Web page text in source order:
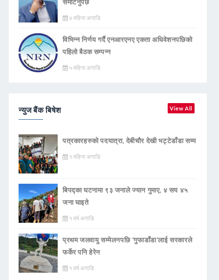
४ महिना अगाडि
विभिन्न निर्णय गर्दै एनआरएनए एकता अधिवेशनपछिको
पहिलो बैठक सम्पन्न
५ महिना अगाडि
न्युज बैंक बिषेश View All
पत्रकारहरुको पदयात्रा, देबीचौर देखी भट्टेडाँडा सम्म
१ महिना अगाडि
बिपद्का घटनामा ९३ जनाले ज्यान गुमाए, ४ सय ४५
जना घाइते
१ वर्ष अगाडि
प्रथम जलवायु सम्मेलनपछि ‘गुफाडाँडा’लाई सरकारले
फर्केर पनि हेरेन
१ वर्ष अगाडि